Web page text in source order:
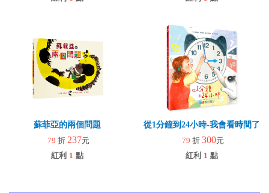
蘇菲亞的兩個問題
79 折 237元
紅利 1 點
從1分鐘到24小時-我會看時間了
79 折 300元
紅利 1 點